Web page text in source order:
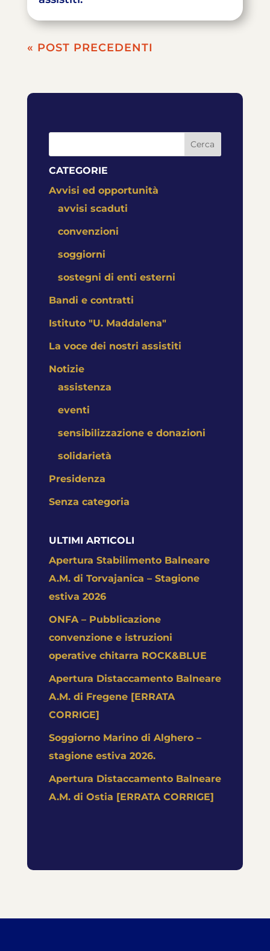
« POST PRECEDENTI
Cerca
CATEGORIE
Avvisi ed opportunità
avvisi scaduti
convenzioni
soggiorni
sostegni di enti esterni
Bandi e contratti
Istituto "U. Maddalena"
La voce dei nostri assistiti
Notizie
assistenza
eventi
sensibilizzazione e donazioni
solidarietà
Presidenza
Senza categoria
ULTIMI ARTICOLI
Apertura Stabilimento Balneare
A.M. di Torvajanica – Stagione
estiva 2026
ONFA – Pubblicazione
convenzione e istruzioni
operative chitarra ROCK&BLUE
Apertura Distaccamento Balneare
A.M. di Fregene [ERRATA
CORRIGE]
Soggiorno Marino di Alghero –
stagione estiva 2026.
Apertura Distaccamento Balneare
A.M. di Ostia [ERRATA CORRIGE]